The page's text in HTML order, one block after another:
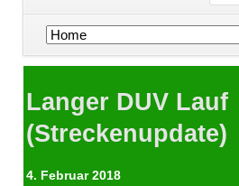
Navigation
Langer DUV Lauf
(Streckenupdate)
4. Februar 2018